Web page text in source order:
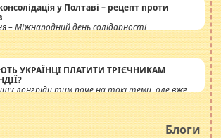
у Полтаві – рецепт проти
– Міжнародний день солідарності
УКРАЇНЦІ ПЛАТИТИ ТРІЄЧНИКАМ
лонгріди тим паче на такі теми, але вже
Обурюють сьогоднішні інсенуації
стипендіального питання. Штучно
ще одна соціальна катастрофа.
Блоги